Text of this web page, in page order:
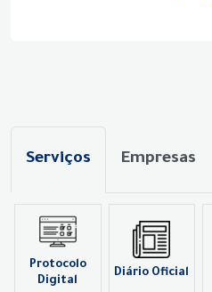
Serviços Empresas
Protocolo
Digital
Diário Oficial